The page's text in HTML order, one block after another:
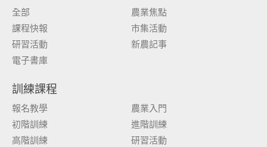
全部
農業焦點
課程快報
市集活動
研習活動
新農記事
電子書庫
訓練課程
報名教學
農業入門
初階訓練
進階訓練
高階訓練
研習活動